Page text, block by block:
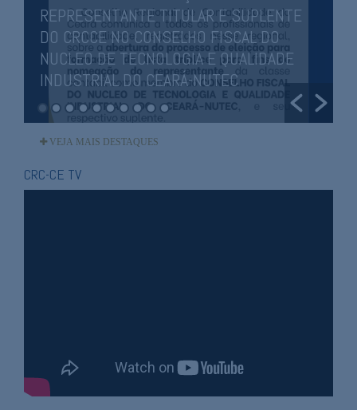
REPRESENTANTE TITULAR E SUPLENTE
DO CRCCE NO CONSELHO FISCAL DO
NUCLEO DE TECNOLOGIA E QUALIDADE
INDUSTRIAL DO CEARÁ-NUTEC
VEJA MAIS DESTAQUES
CRC-CE TV